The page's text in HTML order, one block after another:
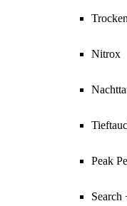
Nitrox
Peak
Search